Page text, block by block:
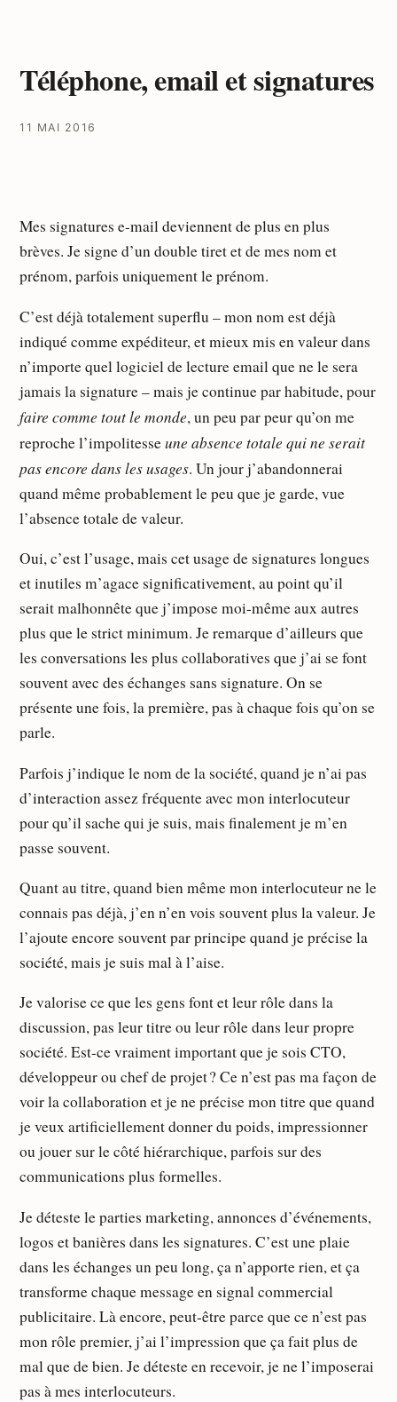
Téléphone, email et signatures
11 MAI 2016
Mes signatures e-mail deviennent de plus en plus
brèves. Je signe d’un double tiret et de mes nom et
prénom, parfois uniquement le prénom.
C’est déjà totalement superflu – mon nom est déjà
indiqué comme expéditeur, et mieux mis en valeur dans
n’importe quel logiciel de lecture email que ne le sera
jamais la signature – mais je continue par habitude, pour
faire comme tout le monde, un peu par peur qu’on me
reproche l’impolitesseune absence totale qui ne serait
pas encore dans les usages. Un jour j’abandonnerai
quand même probablement le peu que je garde, vue
l’absence totale de valeur.
Oui, c’est l’usage, mais cet usage de signatures longues
et inutiles m’agace significativement, au point qu’il
serait malhonnête que j’impose moi-même aux autres
plus que le strict minimum. Je remarque d’ailleurs que
les conversations les plus collaboratives que j’ai se font
souvent avec des échanges sans signature. On se
présente une fois, la première, pas à chaque fois qu’on se
parle.
Parfois j’indique le nom de la société, quand je n’ai pas
d’interaction assez fréquente avec mon interlocuteur
pour qu’il sache qui je suis, mais finalement je m’en
passe souvent.
Quant au titre, quand bien même mon interlocuteur ne le
connais pas déjà, j’en n’en vois souvent plus la valeur. Je
l’ajoute encore souvent par principe quand je précise la
société, mais je suis mal à l’aise.
Je valorise ce que les gens font et leur rôle dans la
discussion, pas leur titre ou leur rôle dans leur propre
société. Est-ce vraiment important que je sois CTO,
développeur ou chef de projet ? Ce n’est pas ma façon de
voir la collaboration et je ne précise mon titre que quand
je veux artificiellement donner du poids, impressionner
ou jouer sur le côté hiérarchique, parfois sur des
communications plus formelles.
Je déteste le parties marketing, annonces d’événements,
logos et banières dans les signatures. C’est une plaie
dans les échanges un peu long, ça n’apporte rien, et ça
transforme chaque message en signal commercial
publicitaire. Là encore, peut-être parce que ce n’est pas
mon rôle premier, j’ai l’impression que ça fait plus de
mal que de bien. Je déteste en recevoir, je ne l’imposerai
pas à mes interlocuteurs.